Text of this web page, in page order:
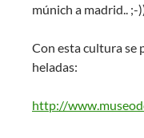
múnich a madrid.. ;-
Con esta cultura se
heladas:
http://